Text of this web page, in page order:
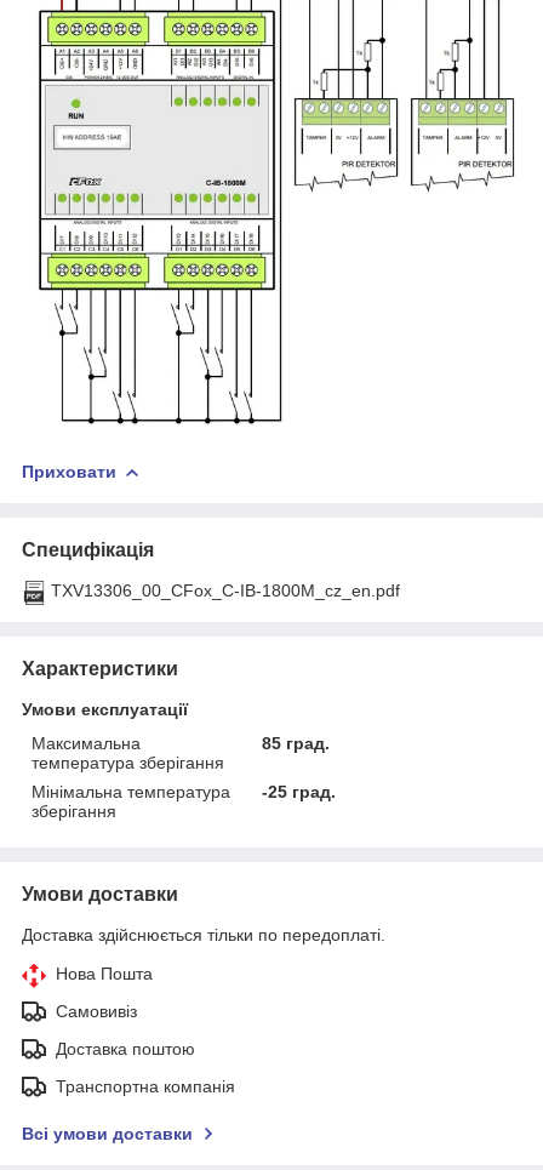
Приховати
Специфікація
TXV13306_00_CFox_C-IB-1800M_cz_en.pdf
Характеристики
Умови експлуатації
Максимальна
температура зберігання
85 град.
Мінімальна температура
зберігання
-25 град.
Умови доставки
Доставка здійснюється тільки по передоплаті.
Нова Пошта
Самовивіз
Доставка поштою
Транспортна компанія
Всі умови доставки